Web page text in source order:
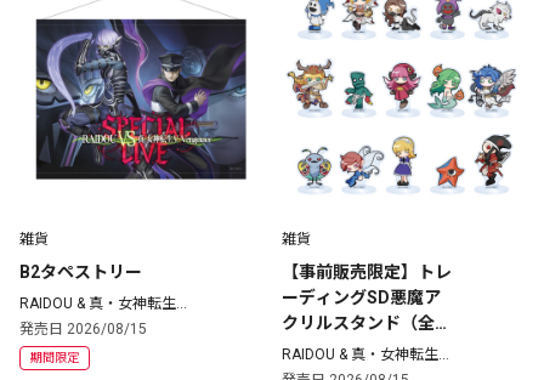
雑貨
B2タペストリー
RAIDOU & 真・女神転生
シリーズ
発売日 2026/08/15
期間限定
雑貨
【事前販売限定】トレ
ーディングSD悪魔ア
クリルスタンド（全1
5種）コンプリートセ
ット
RAIDOU & 真・女神転生
シリーズ